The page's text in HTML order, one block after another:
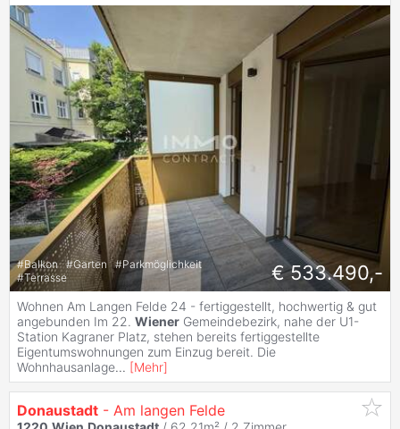
#Balkon #Garten #Parkmöglichkeit
#Terrasse € 533.490,-
Wohnen Am Langen Felde 24 - fertiggestellt, hochwertig & gut
angebunden Im 22. Wiener Gemeindebezirk, nahe der U1-
Station Kagraner Platz, stehen bereits fertiggestellte
Eigentumswohnungen zum Einzug bereit. Die
Wohnhausanlage... [Mehr]
Donaustadt - Am langen Felde